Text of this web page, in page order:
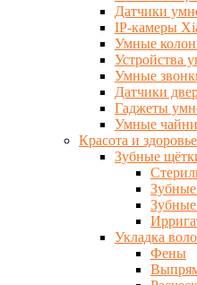
Датчики
IP-камеры
Умные
Устройства
Умные
Датчики
Гаджеты
Умные
Красота и здоровье
Зубные
Укладка
Фены